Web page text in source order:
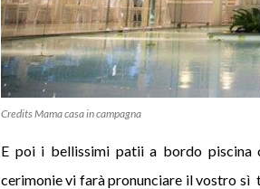
Credits Mama casa in campagna
E poi i bellissimi patii a bordo
cerimonie vi farà pronunciare il vostro sì